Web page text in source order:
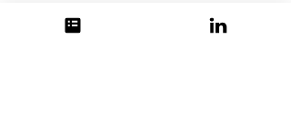
l'entreprise indéfiniment.